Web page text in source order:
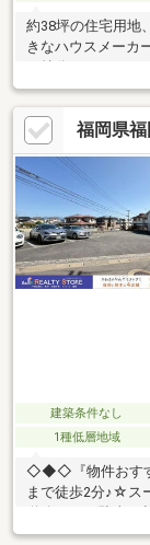
約38坪の住宅用地
きなハウスメーカ
福岡県
建築条件なし
1種低層地域
◇◆◇『物件おす
まで徒歩2分♪☆ス
ど何でもお答えし